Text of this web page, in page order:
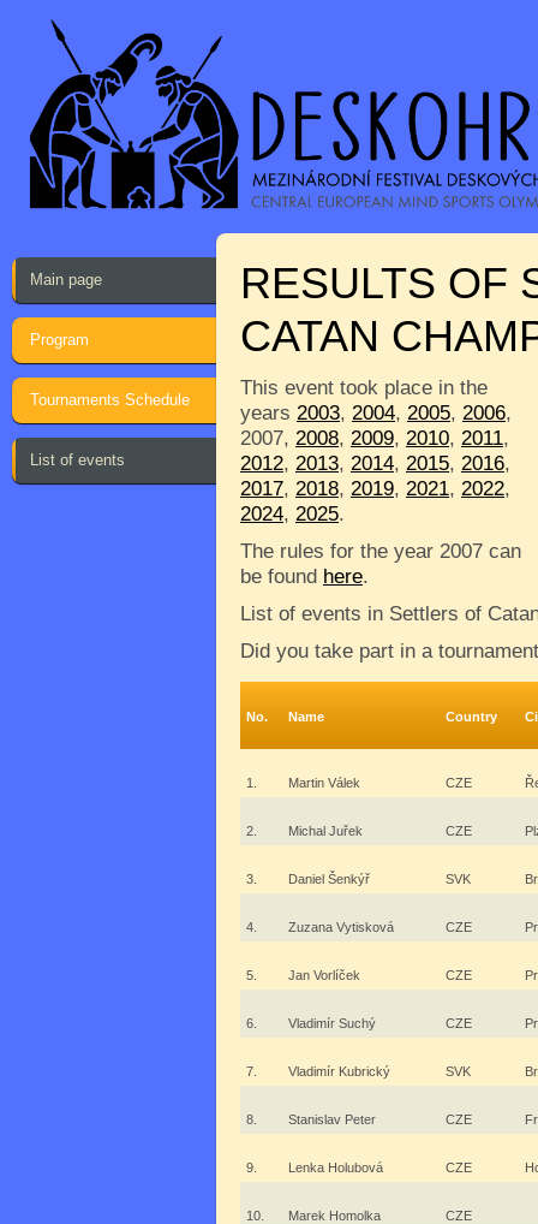
Main page
Program
Tournaments Schedule
List of events
RESULTS OF
CATAN
This event took place in the
years 2003, 2004, 2005, 2006,
2007, 2008, 2009, 2010, 2011,
2012, 2013, 2014, 2015, 2016,
2017, 2018, 2019, 2021, 2022,
2024, 2025.
The rules for the year 2007 can
be found here.
List of events in Settlers of
Did you take part in a
No. Name Country
1. Martin Válek CZE
2. Michal Juřek CZE
3. Daniel Šenkýř SVK
4. Zuzana Vytisková CZE
5. Jan Vorlíček CZE
6. Vladimír Suchý CZE
7. Vladimír Kubrický SVK
8. Stanislav Peter CZE
9. Lenka Holubová CZE
10. Marek Homolka CZE